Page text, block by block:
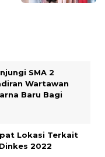
SMA 2
Wartawan
Baru Bagi
Lokasi Terkait
2022